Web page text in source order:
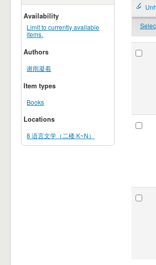
Availability
Limit to currently available
items.
Authors
谢雨凝着
Item types
Books
Locations
8 语言文学（二楼 K~N）